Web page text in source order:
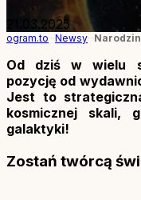
21.03.2025
ogram.to Newsy
Od dziś w wielu
pozycję od
Jest to
kosmicznej skali,
galaktyki!
Zostań twórcą